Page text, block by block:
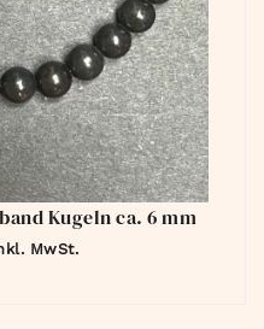
Kugeln ca. 6 mm
MwSt.